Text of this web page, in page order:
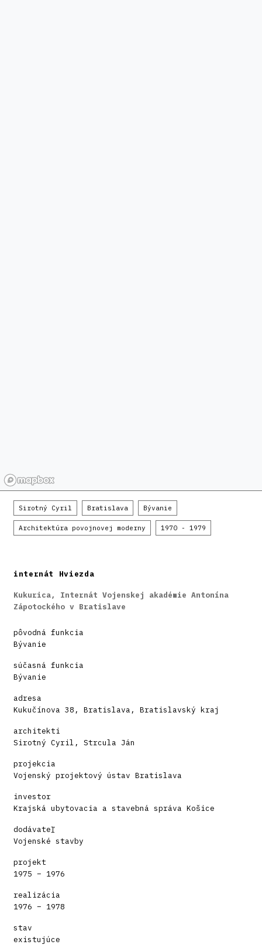
Sirotný Cyril Bratislava Bývanie
Architektúra povojnovej moderny 1970 - 1979
internát Hviezda
Kukurica, Internát Vojenskej akadémie Antonína
Zápotockého v Bratislave
pôvodná funkcia
Bývanie
súčasná funkcia
Bývanie
adresa
Kukučínova 38, Bratislava, Bratislavský kraj
architekti
Sirotný Cyril, Strcula Ján
projekcia
Vojenský projektový ústav Bratislava
investor
Krajská ubytovacia a stavebná správa Košice
dodávateľ
Vojenské stavby
projekt
1975 – 1976
realizácia
1976 – 1978
stav
existujúce